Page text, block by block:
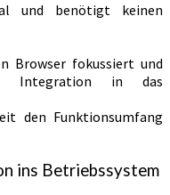
und benötigt keinen
Browser fokussiert und
Integration in das
den Funktionsumfang
ins Betriebssystem